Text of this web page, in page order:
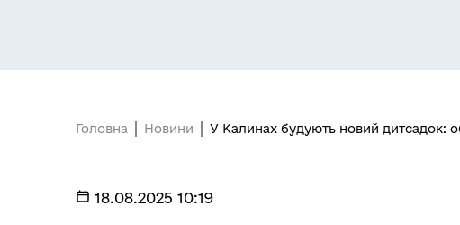
програми для відновлення
Головна Новини У Калинах будують новий дитсадок:
18.08.2025 10:19